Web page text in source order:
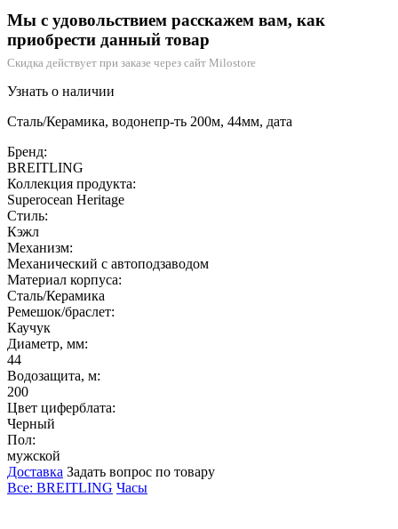
Мы с удовольствием расскажем вам, как
приобрести данный товар
Скидка действует при заказе через сайт Milostore
Узнать о наличии
Сталь/Керамика, водонепр-ть 200м, 44мм, дата
Бренд:
BREITLING
Коллекция продукта:
Superocean Heritage
Стиль:
Кэжл
Механизм:
Механический с автоподзаводом
Материал корпуса:
Сталь/Керамика
Ремешок/браслет:
Каучук
Диаметр, мм:
44
Водозащита, м:
200
Цвет циферблата:
Черный
Пол:
мужской
Доставка Задать вопрос по товару
Все: BREITLING Часы